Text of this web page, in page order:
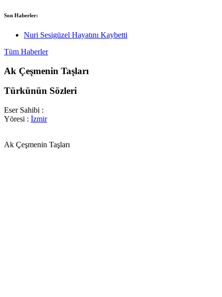
Son Haberler:
Nuri Sesigüzel Hayatını Kaybetti
Tüm Haberler
Ak Çeşmenin Taşları
Türkünün Sözleri
Eser Sahibi :
Yöresi : İzmir
Ak Çeşmenin Taşları